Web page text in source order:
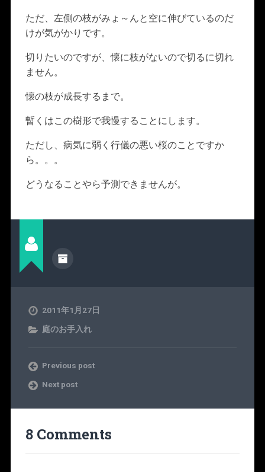
ただ、左側の枝がみょ～んと空に伸びているのだ
けが気がかりです。
切りたいのですが、懐に枝がないので切るに切れ
ません。
懐の枝が成長するまで。
暫くはこの樹形で我慢することにします。
ただし、病気に弱く行儀の悪い桜のことですか
ら。。。
どうなることやら予測できませんが。
2011年1月27日
庭のお手入れ
Previous post
Next post
8 Comments